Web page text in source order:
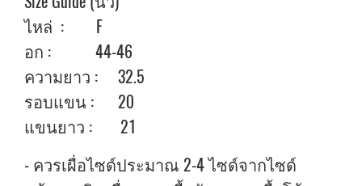
ไหล่ : F
อก : 44-46
ความยาว : 32.5
รอบแขน : 20
แขนยาว : 21
- ควรเผื่อไซด์ประมาณ 2-4 ไซด์จากไซด์